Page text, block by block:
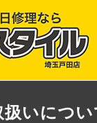
ー ご利用案内
いについ